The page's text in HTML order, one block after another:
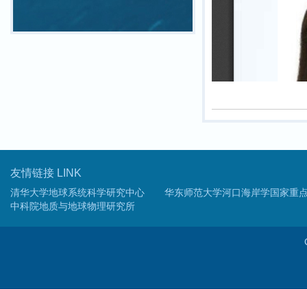
友情链接 LINK
清华大学地球系统科学研究中心
华东师范大学河口海岸学国家重
中科院地质与地球物理研究所